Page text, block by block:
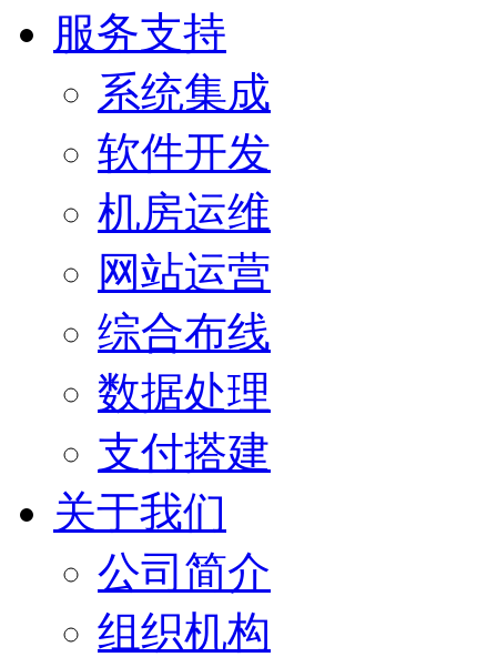
服务支持
系统集成
软件开发
机房运维
网站运营
综合布线
数据处理
支付搭建
关于我们
公司简介
组织机构